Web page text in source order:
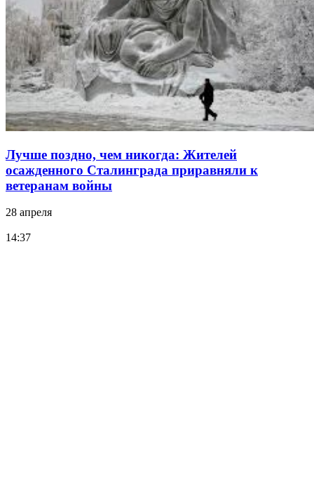
Лучше поздно, чем никогда: Жителей
осажденного Сталинграда приравняли к
ветеранам войны
28 апреля
14:37